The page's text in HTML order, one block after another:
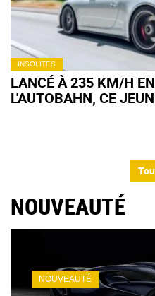
INSOLITES
LANCÉ À 235 KM/H
L'AUTOBAHN, CE
NOUVEAUTÉ
NOUVEAUTÉ